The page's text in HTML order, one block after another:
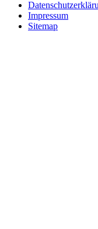
Impressum
Sitemap